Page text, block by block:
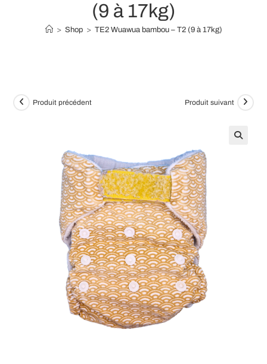
(9 à 17kg)
> Shop > TE2 Wuawua bambou – T2 (9 à 17kg)
Produit précédent Produit suivant